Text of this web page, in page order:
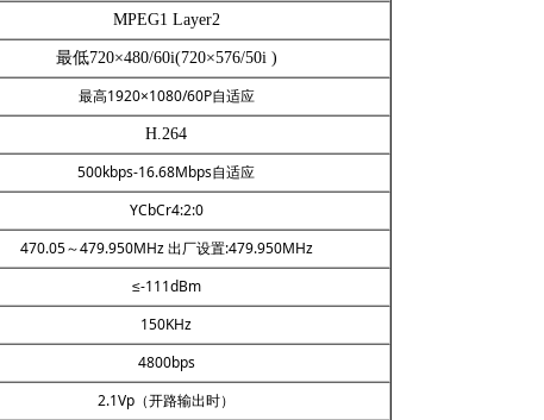
MPEG1 Layer2
最低720×480/60i(720×576/50i )
最高1920×1080/60P自适应
H.264
500kbps-16.68Mbps自适应
YCbCr4:2:0
470.05～479.950MHz 出厂设置:479.950MHz
≤-111dBm
150KHz
4800bps
2.1Vp（开路输出时）